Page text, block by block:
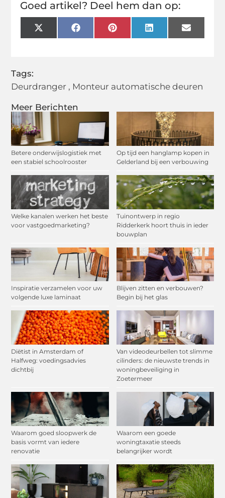
Meer Berichten
Betere onderwijslogistiek met
een stabiel schoolrooster
Op tijd een hanglamp kopen in
Gelderland bij een verbouwing
Welke kanalen werken het beste
voor vastgoedmarketing?
Tuinontwerp in regio
Ridderkerk hoort thuis in ieder
bouwplan
Inspiratie verzamelen voor uw
volgende luxe laminaat
Blijven zitten en verbouwen?
Begin bij het glas
Diëtist in Amsterdam of
Halfweg: voedingsadvies
dichtbij
Van videodeurbellen tot slimme
cilinders: de nieuwste trends in
woningbeveiliging in
Zoetermeer
Waarom goed sloopwerk de
basis vormt van iedere
renovatie
Waarom een goede
woningtaxatie steeds
belangrijker wordt
Goed artikel? Deel hem dan op:
X
(Twitter)
FacebookPinterestLinkedInEmail
Tags:
Deurdranger , Monteur automatische deuren